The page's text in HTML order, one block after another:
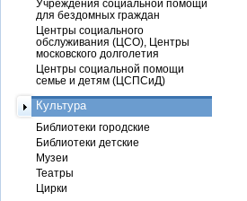
Учреждения социальной помощи
для бездомных граждан
Центры социального
обслуживания (ЦСО), Центры
московского долголетия
Центры социальной помощи
семье и детям (ЦСПСиД)
Культура
Библиотеки городские
Библиотеки детские
Музеи
Театры
Цирки